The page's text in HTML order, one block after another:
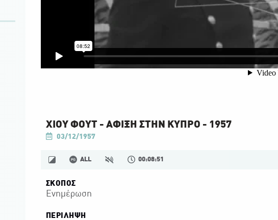
ΧΙΟΥ ΦΟΥΤ - ΑΦΙΞΗ ΣΤΗΝ ΚΥΠΡΟ - 1957
03/12/1957
ALL 00:08:51
ΣΚΟΠΟΣ
Ενημέρωση
ΠΕΡΙΛΗΨΗ